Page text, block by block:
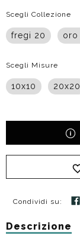
Scegli Collezione
fregi 20 oro
Scegli Misure
10x10 20x20
Condividi su:
Descrizione